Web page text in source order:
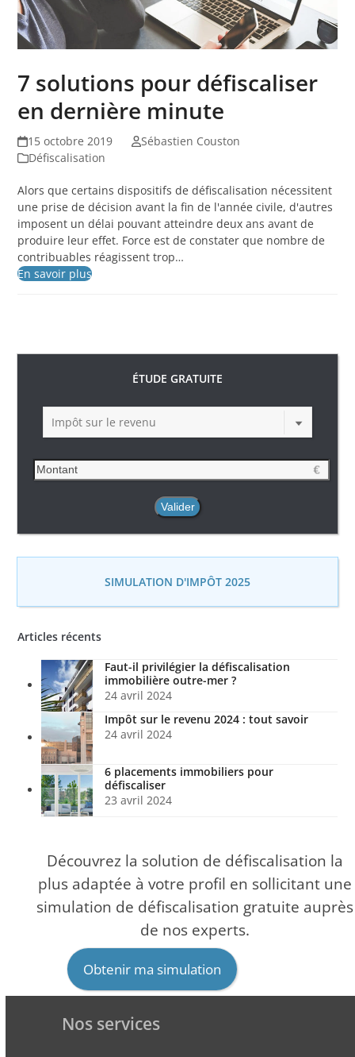
7 solutions pour défiscaliser
en dernière minute
15 octobre 2019
Sébastien Couston
Défiscalisation
Alors que certains dispositifs de défiscalisation nécessitent
une prise de décision avant la fin de l'année civile, d'autres
imposent un délai pouvant atteindre deux ans avant de
produire leur effet. Force est de constater que nombre de
contribuables réagissent trop…
En savoir plus
ÉTUDE GRATUITE
Impôt sur le revenu
SIMULATION D'IMPÔT 2025
Articles récents
Faut-il privilégier la défiscalisation
immobilière outre-mer ?
24 avril 2024
Impôt sur le revenu 2024 : tout savoir
24 avril 2024
6 placements immobiliers pour
défiscaliser
23 avril 2024
Découvrez la solution de défiscalisation la
plus adaptée à votre profil en sollicitant une
simulation de défiscalisation gratuite auprès
de nos experts.
Obtenir ma simulation
Nos services